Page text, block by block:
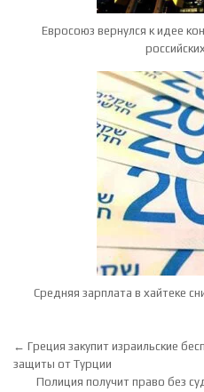
Евросоюз вернулся к идее
Средняя зарплата в хайтеке
Навигация по
← Греция закупит израильские
защиты от Турции
Полиция получит право без